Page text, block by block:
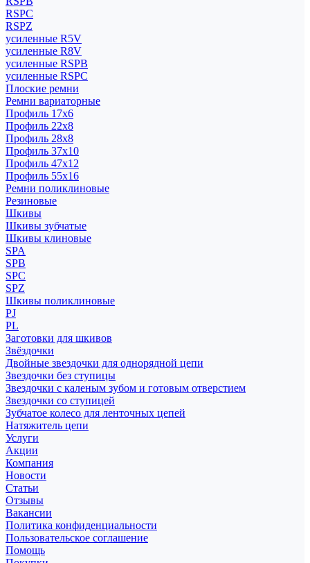
RSPC
RSPZ
усиленные R5V
усиленные R8V
усиленные RSPB
усиленные RSPC
Плоские ремни
Ремни вариаторные
Профиль 17x6
Профиль 22x8
Профиль 28x8
Профиль 37x10
Профиль 47x12
Профиль 55x16
Ремни поликлиновые
Резиновые
Шкивы
Шкивы зубчатые
Шкивы клиновые
SPA
SPB
SPC
SPZ
Шкивы поликлиновые
PJ
PL
Заготовки для шкивов
Звёздочки
Двойные звездочки для однорядной цепи
Звездочки без ступицы
Звездочки с каленым зубом и готовым отверстием
Звездочки со ступицей
Зубчатое колесо для ленточных цепей
Натяжитель цепи
Услуги
Акции
Компания
Новости
Статьи
Отзывы
Вакансии
Политика конфиденциальности
Пользовательское соглашение
Помощь